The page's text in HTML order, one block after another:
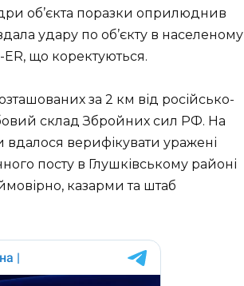
об’єкта поразки оприлюднив
удару по об’єкту в населеному
ER, що коректуються.
за 2 км від російсько-
склад Збройних сил РФ. На
верифікувати уражені
посту в Глушківському районі
казарми та штаб